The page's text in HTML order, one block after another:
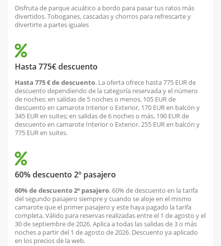
Disfruta de parque acuático a bordo para pasar tus ratos más
divertidos. Toboganes, cascadas y chorros para refrescarte y
divertirte a partes iguales
Hasta 775€ descuento
Hasta 775 € de descuento. La oferta ofrece hasta 775 EUR de
descuento dependiendo de la categoría reservada y el número
de noches: en salidas de 5 noches o menos, 105 EUR de
descuento en camarote Interior o Exterior, 170 EUR en balcón y
345 EUR en suites; en salidas de 6 noches o más, 190 EUR de
descuento en camarote Interior o Exterior, 255 EUR en balcón y
775 EUR en suites.
60% descuento 2º pasajero
60% de descuento 2º pasajero. 60% de descuento en la tarifa
del segundo pasajero siempre y cuando se aloje en el mismo
camarote que el primer pasajero y este haya pagado la tarifa
completa. Válido para reservas realizadas entre el 1 de agosto y el
30 de septiembre de 2026. Aplica a todas las salidas de 3 o más
noches a partir del 1 de agosto de 2026. Descuento ya aplicado
en los precios de la web.